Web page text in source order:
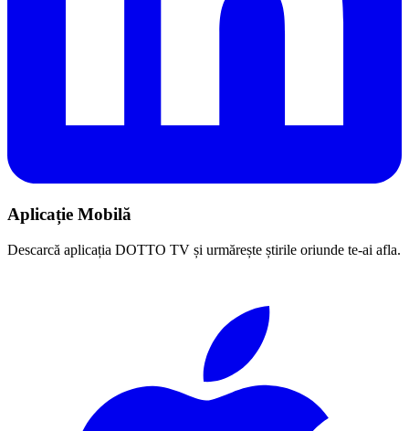
Aplicație Mobilă
Descarcă aplicația DOTTO TV și urmărește știrile oriunde te-ai afla.